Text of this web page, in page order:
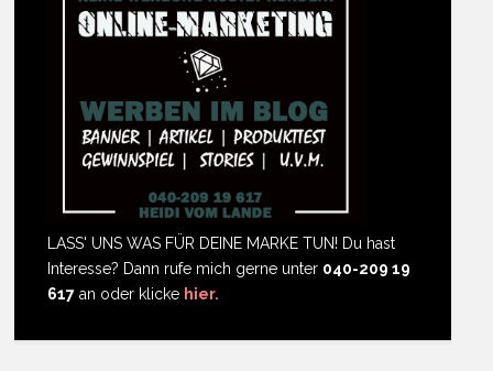
LASS' UNS WAS FÜR DEINE MARKE TUN! Du hast
Interesse? Dann rufe mich gerne unter 040-209 19
617 an oder klicke hier.